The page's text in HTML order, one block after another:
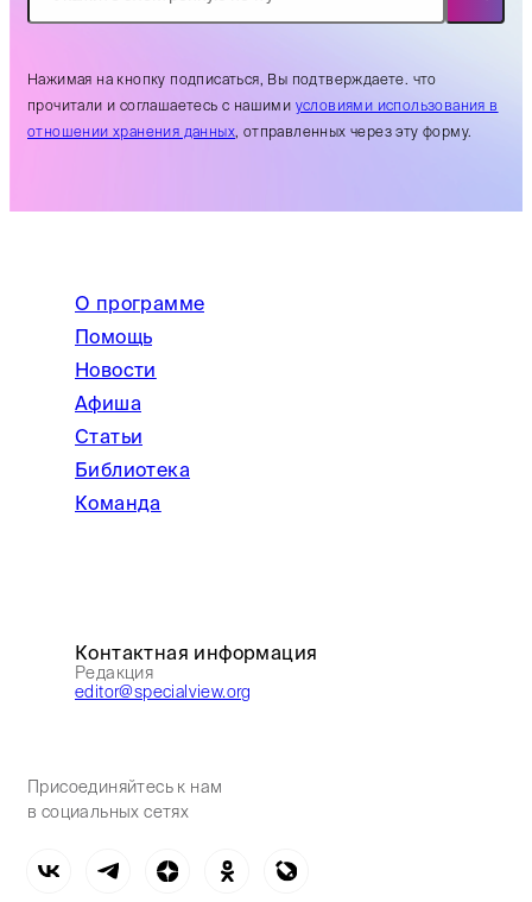
Нажимая на кнопку подписаться, Вы подтверждаете. что
прочитали и соглашаетесь с нашими условиями использования в
отношении хранения данных, отправленных через эту форму.
О программе
Помощь
Новости
Афиша
Статьи
Библиотека
Команда
Контактная информация
Редакция
editor@specialview.org
Присоединяйтесь к нам
в социальных сетях